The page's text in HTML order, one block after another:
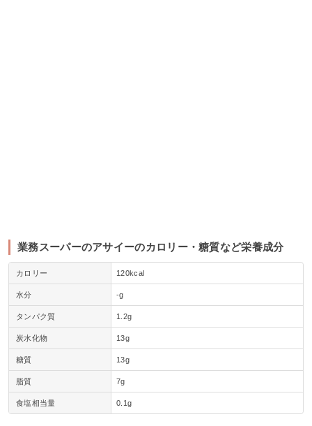
業務スーパーのアサイーのカロリー・糖質など栄養成分
カロリー 120kcal
水分 ‐g
タンパク質 1.2g
炭水化物 13g
糖質 13g
脂質 7g
食塩相当量 0.1g